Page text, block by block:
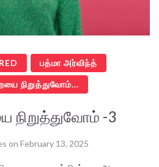
பத்மா அர்விந்த்
நிறுத்துவோம்...
நிறுத்துவோம் -3
on February 13, 2025